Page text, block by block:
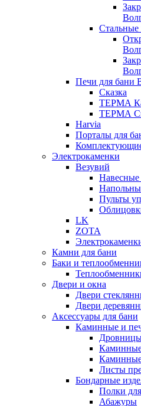
Стальные
Печи для бани
Сказка
ТЕРМА
ТЕРМА
Harvia
Порталы для
Электрокаменки
Везувий
Навесные
Пульты
LK
ZOTA
Камни для бани
Баки и
Двери и окна
Двери
Двери
Аксессуары для бани
Каминные и
Листы
Бондарные
Полки
Абажуры